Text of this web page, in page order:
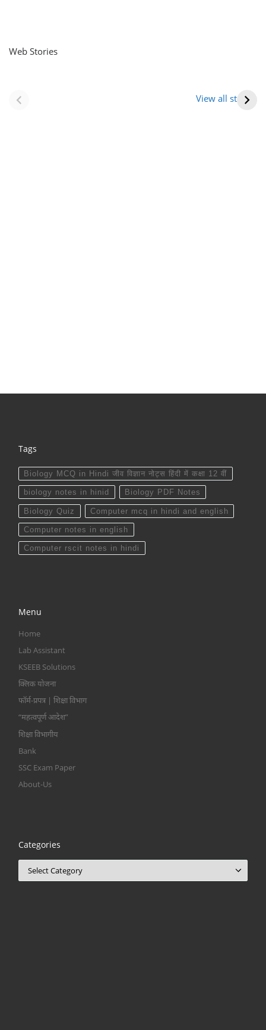
Web Stories
View all stories
(राजस्थान) |
आभूषण (women’s
Tags
Biology MCQ in Hindi जीव विज्ञान नोट्स हिंदी में कक्षा 12 वीं
biology notes in hinid Biology PDF Notes
Biology Quiz Computer mcq in hindi and english
Computer notes in english
Computer rscit notes in hindi
Menu
Home
Lab Assistant
KSEEB Solutions
क्लिक योजना
फॉर्म-प्रपत्र | शिक्षा विभाग
“महत्वपूर्ण आदेश”
शिक्षा विभागीय
Bank
SSC Exam Paper
About-Us
Categories